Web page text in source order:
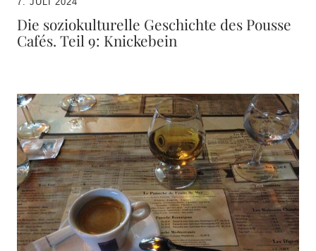
Die soziokulturelle Geschichte des Pousse
Cafés. Teil 9: Knickebein